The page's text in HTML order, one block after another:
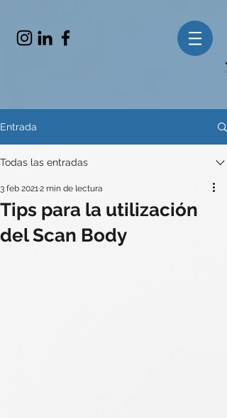
Entrada
Todas las entradas
Tips para la utilización
del Scan Body
3 feb 20212 min de lectura